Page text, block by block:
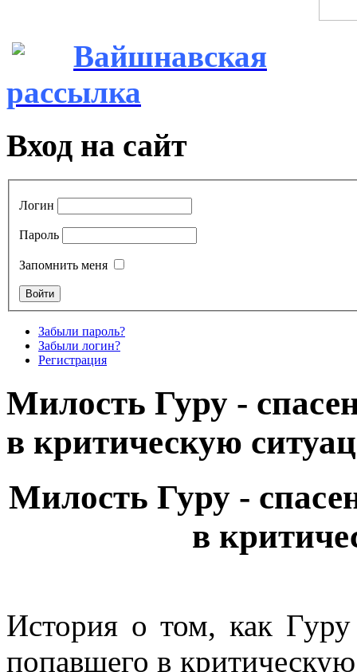
Вайшнавская
рассылка
Вход на сайт
Логин
Пароль
Запомнить меня
Забыли пароль?
Забыли логин?
Регистрация
Милость Гуру -
в критическую
Милость Гуру -
в
История о том, как Гуру
попавшего в